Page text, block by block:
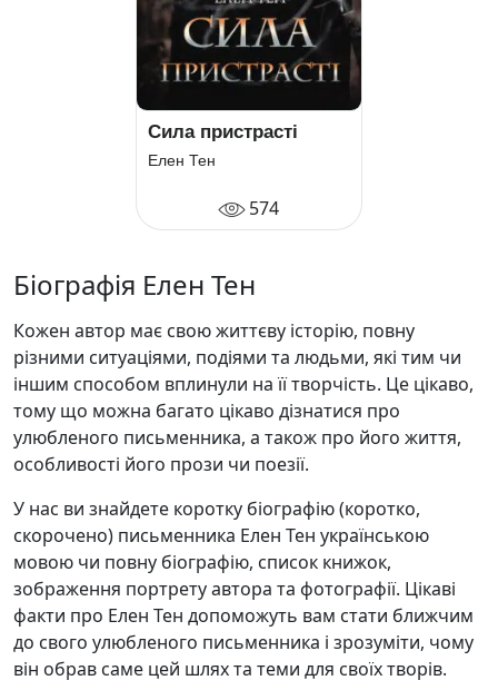
Сила пристрасті
Елен Тен
574
Біографія Елен Тен
Кожен автор має свою життєву історію, повну
різними ситуаціями, подіями та людьми, які тим чи
іншим способом вплинули на її творчість. Це цікаво,
тому що можна багато цікаво дізнатися про
улюбленого письменника, а також про його життя,
особливості його прози чи поезії.
У нас ви знайдете коротку біографію (коротко,
скорочено) письменника Елен Тен українською
мовою чи повну біографію, список книжок,
зображення портрету автора та фотографії. Цікаві
факти про Елен Тен допоможуть вам стати ближчим
до свого улюбленого письменника і зрозуміти, чому
він обрав саме цей шлях та теми для своїх творів.